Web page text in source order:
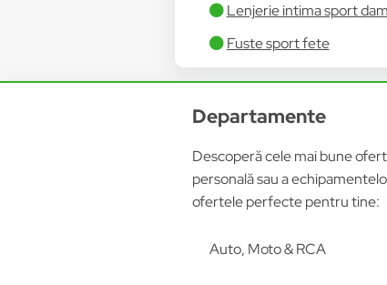
Lenjerie intima sport
Fuste sport fete
Departamente
Descoperă cele mai bune
personală sau a
ofertele perfecte pentru tine:
Auto, Moto & RCA